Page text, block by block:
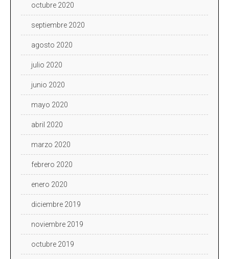
octubre 2020
septiembre 2020
agosto 2020
julio 2020
junio 2020
mayo 2020
abril 2020
marzo 2020
febrero 2020
enero 2020
diciembre 2019
noviembre 2019
octubre 2019